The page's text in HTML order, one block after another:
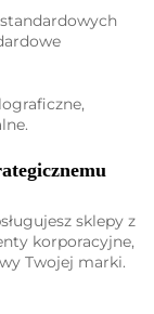
sklepy z
korporacyjne,
Twojej marki.